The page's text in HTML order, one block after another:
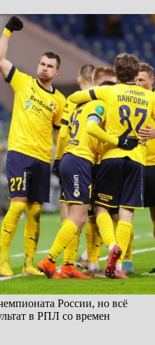
России, но всё
в РПЛ со времен